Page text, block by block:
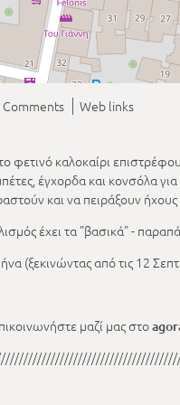
Comments
Web links
φετινό καλοκαίρι
έγχορδα και κονσόλα
και να πειράξουν
έχει τα "βασικά" -
(ξεκινώντας από τις 12
μαζί μας στο